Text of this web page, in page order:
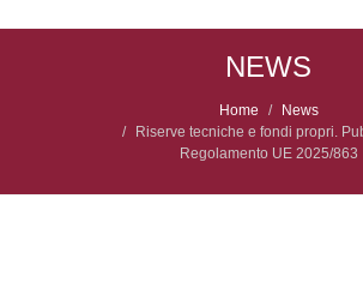
NEWS
Home
News
Riserve tecniche e fondi propri.
Regolamento UE 2025/863